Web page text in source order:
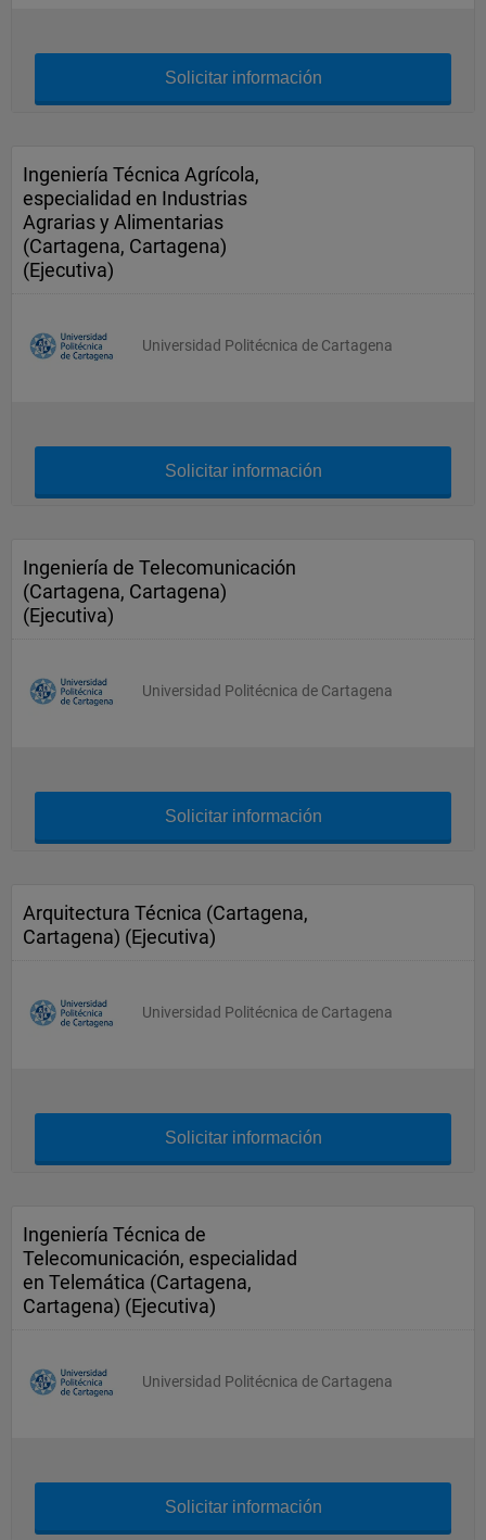
Solicitar información
Ingeniería Técnica Agrícola,
especialidad en Industrias
Agrarias y Alimentarias
(Cartagena, Cartagena)
(Ejecutiva)
Universidad Politécnica de Cartagena
Solicitar información
Ingeniería de Telecomunicación
(Cartagena, Cartagena)
(Ejecutiva)
Universidad Politécnica de Cartagena
Solicitar información
Arquitectura Técnica (Cartagena,
Cartagena) (Ejecutiva)
Universidad Politécnica de Cartagena
Solicitar información
Ingeniería Técnica de
Telecomunicación, especialidad
en Telemática (Cartagena,
Cartagena) (Ejecutiva)
Universidad Politécnica de Cartagena
Solicitar información